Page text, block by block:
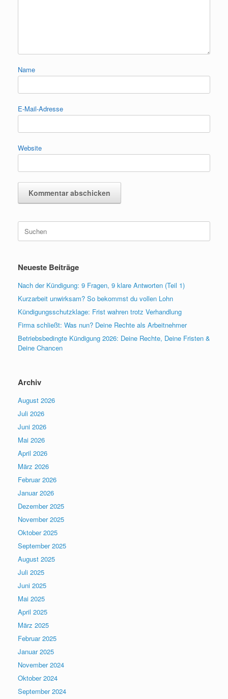
Name
E-Mail-Adresse
Website
nach:
Neueste Beiträge
Nach der Kündigung: 9 Fragen, 9 klare Antworten (Teil 1)
Kurzarbeit unwirksam? So bekommst du vollen Lohn
Kündigungsschutzklage: Frist wahren trotz Verhandlung
Firma schließt: Was nun? Deine Rechte als Arbeitnehmer
Betriebsbedingte Kündigung 2026: Deine Rechte, Deine Fristen &
Deine Chancen
Archiv
August 2026
Juli 2026
Juni 2026
Mai 2026
April 2026
März 2026
Februar 2026
Januar 2026
Dezember 2025
November 2025
Oktober 2025
September 2025
August 2025
Juli 2025
Juni 2025
Mai 2025
April 2025
März 2025
Februar 2025
Januar 2025
November 2024
Oktober 2024
September 2024